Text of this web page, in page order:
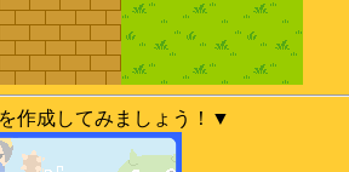
作成してみましょう！▼